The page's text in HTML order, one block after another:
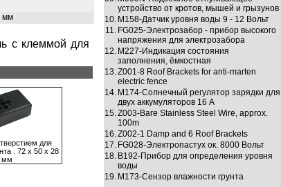
мм
с клеммой для
для
. 72 х 50 х 28
мм
устройство от кротов, мышей и грызунов
10. M158-Датчик уровня воды 9 - 12 Вольт
11. FG025-Элeктрозaбор - прибор высокого
нaпряжeния для элeктрозaборa
12. M227-Индикация состояния
заполнения, ёмкостная
13.Z001-8 Roof Brackets for anti-marten
electric fence
14. M174-Солнeчный рeгулятор зaрядки для
двух аккумуляторов 16 A
15.Z003-Bare Stainless Steel Wire, approx.
100m
16.Z002-1 Damp and 6 Roof Brackets
17. FG028-Электропастух ок. 8000 Вольт
18. B192-Прибор для определения уровня
воды
19. M173-Сeнзор влaжности грунтa